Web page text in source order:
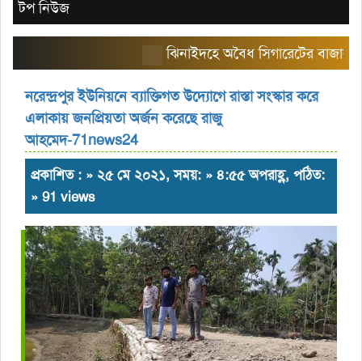
টপ নিউজ
ঝিনাইদহে অবৈধ সিগারেটের বাজার তৈরি
নরেন্দ্রপুর ইউনিয়নে ব্যাক্তিগত উদ্যোগে রাস্তা সংস্কার করে
এলাকায় জনপ্রিয়তা অর্জন করেছে রাজু
আহমেদ-71news24
প্রকাশিত : » ২৫ মে ২০২১, সময়: » ৪:৫৫ অপরাহ্ণ, পঠিত:
» 91 views